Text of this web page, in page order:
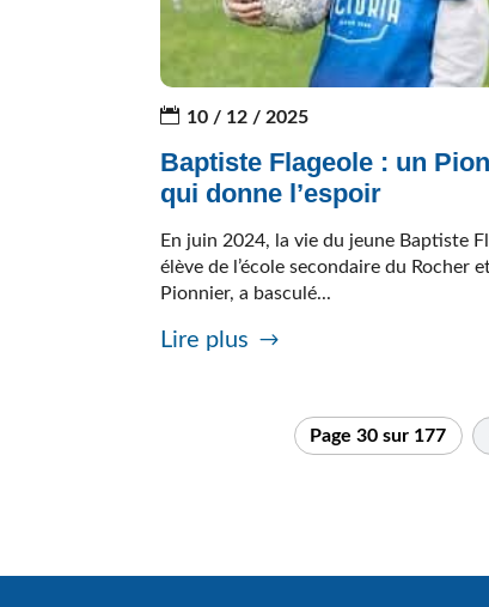
10 / 12 / 2025
Baptiste Flageole : un
qui donne l’espoir
En juin 2024, la vie du jeune Baptiste
élève de l’école secondaire du Rocher
Pionnier, a basculé...
Lire plus
Page 30 sur 177